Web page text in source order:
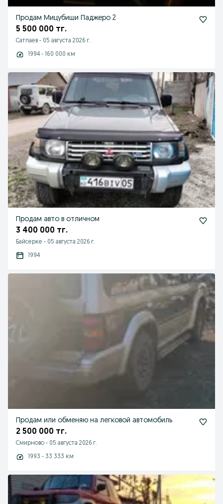
Продам Мицубиши Паджеро 2
5 500 000 тг.
Сатпаев - 05 августа 2026 г.
1994 - 160 000 км
Продам авто в отличном
3 400 000 тг.
Байсерке - 05 августа 2026 г.
1994
Продам или обменяю на легковой автомобиль
2 500 000 тг.
Смирново - 05 августа 2026 г.
1993 - 33 333 км